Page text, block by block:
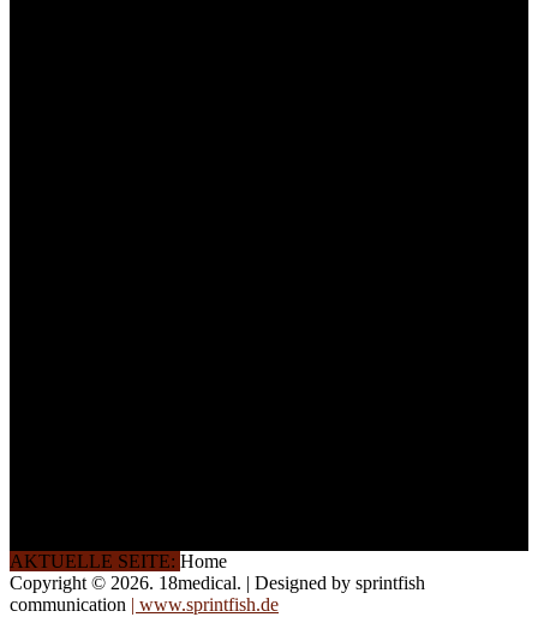
AKTUELLE SEITE: Home
Copyright © 2026. 18medical. | Designed by sprintfish
communication | www.sprintfish.de